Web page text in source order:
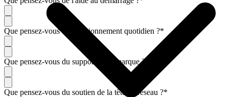
Que pensez-vous du fonctionnement quotidien ?*
Que pensez-vous du support de la marque ?
Que pensez-vous du soutien de la tête de réseau ?*